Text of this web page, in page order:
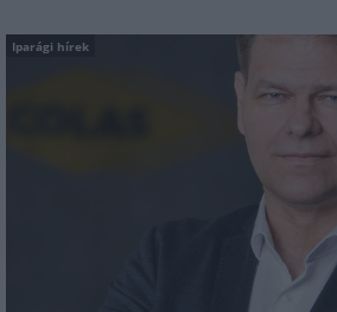
Iparági hírek